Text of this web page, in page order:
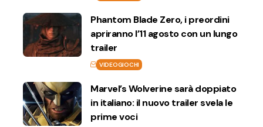
Phantom Blade Zero, i preordini
apriranno l’11 agosto con un lungo
trailer
VIDEOGIOCHI
Marvel’s Wolverine sarà doppiato
in italiano: il nuovo trailer svela le
prime voci